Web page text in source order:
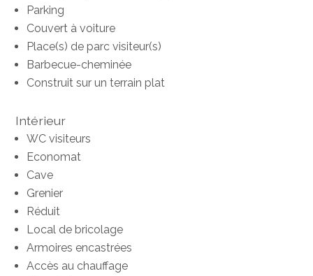
Parking
Couvert à voiture
Place(s) de parc visiteur(s)
Barbecue-cheminée
Construit sur un terrain plat
Intérieur
WC visiteurs
Economat
Cave
Grenier
Réduit
Local de bricolage
Armoires encastrées
Accès au chauffage